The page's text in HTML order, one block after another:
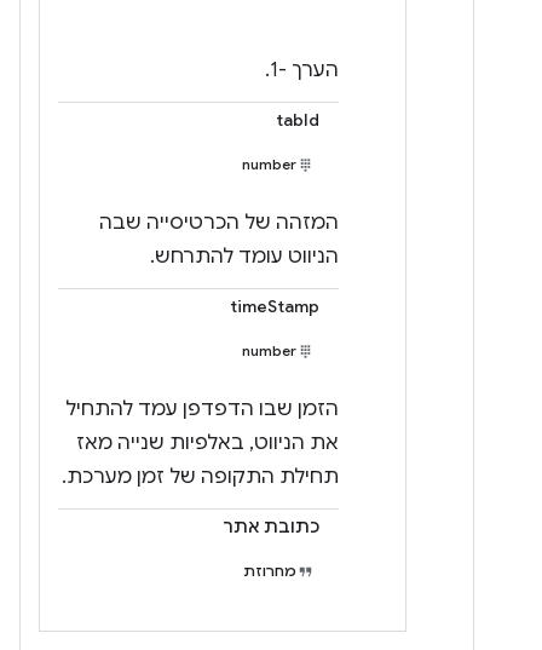
הערך -1.
tabId
number
המזהה של הכרטיסייה שבה
הניווט עומד להתרחש.
timeStamp
number
הזמן שבו הדפדפן עמד להתחיל
את הניווט, באלפיות שנייה מאז
תחילת התקופה של זמן מערכת.
כתובת אתר
מחרוזת